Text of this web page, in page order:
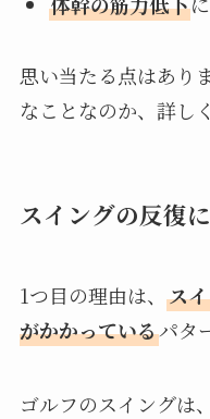
思い当たる点はあり
なことなのか、詳し
スイングの反復
1つ目の理由は、 ス
がかかっているパタ
ゴルフのスイングは